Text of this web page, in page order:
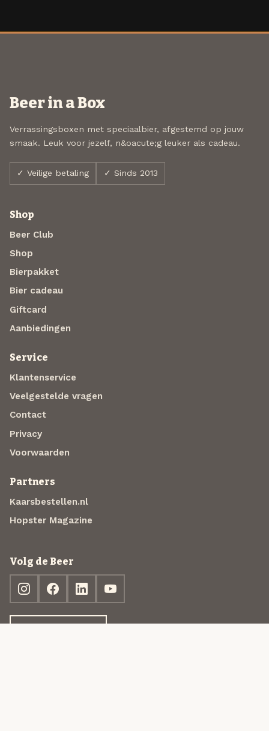
Beer in a Box
Verrassingsboxen met speciaalbier, afgestemd op jouw
smaak. Leuk voor jezelf, n&oacute;g leuker als cadeau.
✓ Veilige betaling ✓ Sinds 2013
Shop
Beer Club
Shop
Bierpakket
Bier cadeau
Giftcard
Aanbiedingen
Service
Klantenservice
Veelgestelde vragen
Contact
Privacy
Voorwaarden
Partners
Kaarsbestellen.nl
Hopster Magazine
Volg de Beer